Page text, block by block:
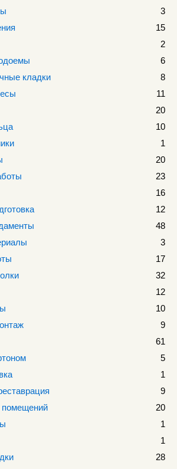
3
15
2
6
кладки
8
11
20
10
1
20
23
16
12
48
3
17
32
12
10
9
61
5
1
9
помещений
20
1
1
28